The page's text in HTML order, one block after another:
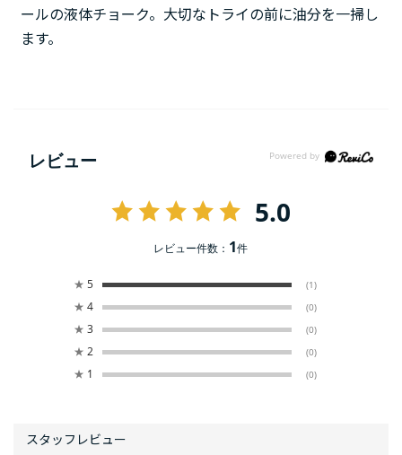
ールの液体チョーク。大切なトライの前に油分を一掃し
ます。
レビュー
5.0
レビュー件数： 1件
★ 5 (1)
★ 4 (0)
★ 3 (0)
★ 2 (0)
★ 1 (0)